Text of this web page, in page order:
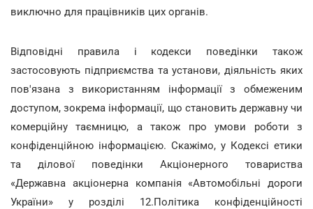
виключно для працівників цих органів.
Відповідні правила і кодекси поведінки також
застосовують підприємства та установи, діяльність яких
пов'язана з використанням інформації з обмеженим
доступом, зокрема інформації, що становить державну чи
комерційну таємницю, а також про умови роботи з
конфіденційною інформацією. Скажімо, у Кодексі етики
та ділової поведінки Акціонерного товариства
«Державна акціонерна компанія «Автомобільні дороги
України» у розділі 12.Політика конфіденційності